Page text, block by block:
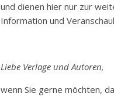
und dienen hier nur zur
Information und
Liebe Verlage und Autoren,
wenn Sie gerne möchten,